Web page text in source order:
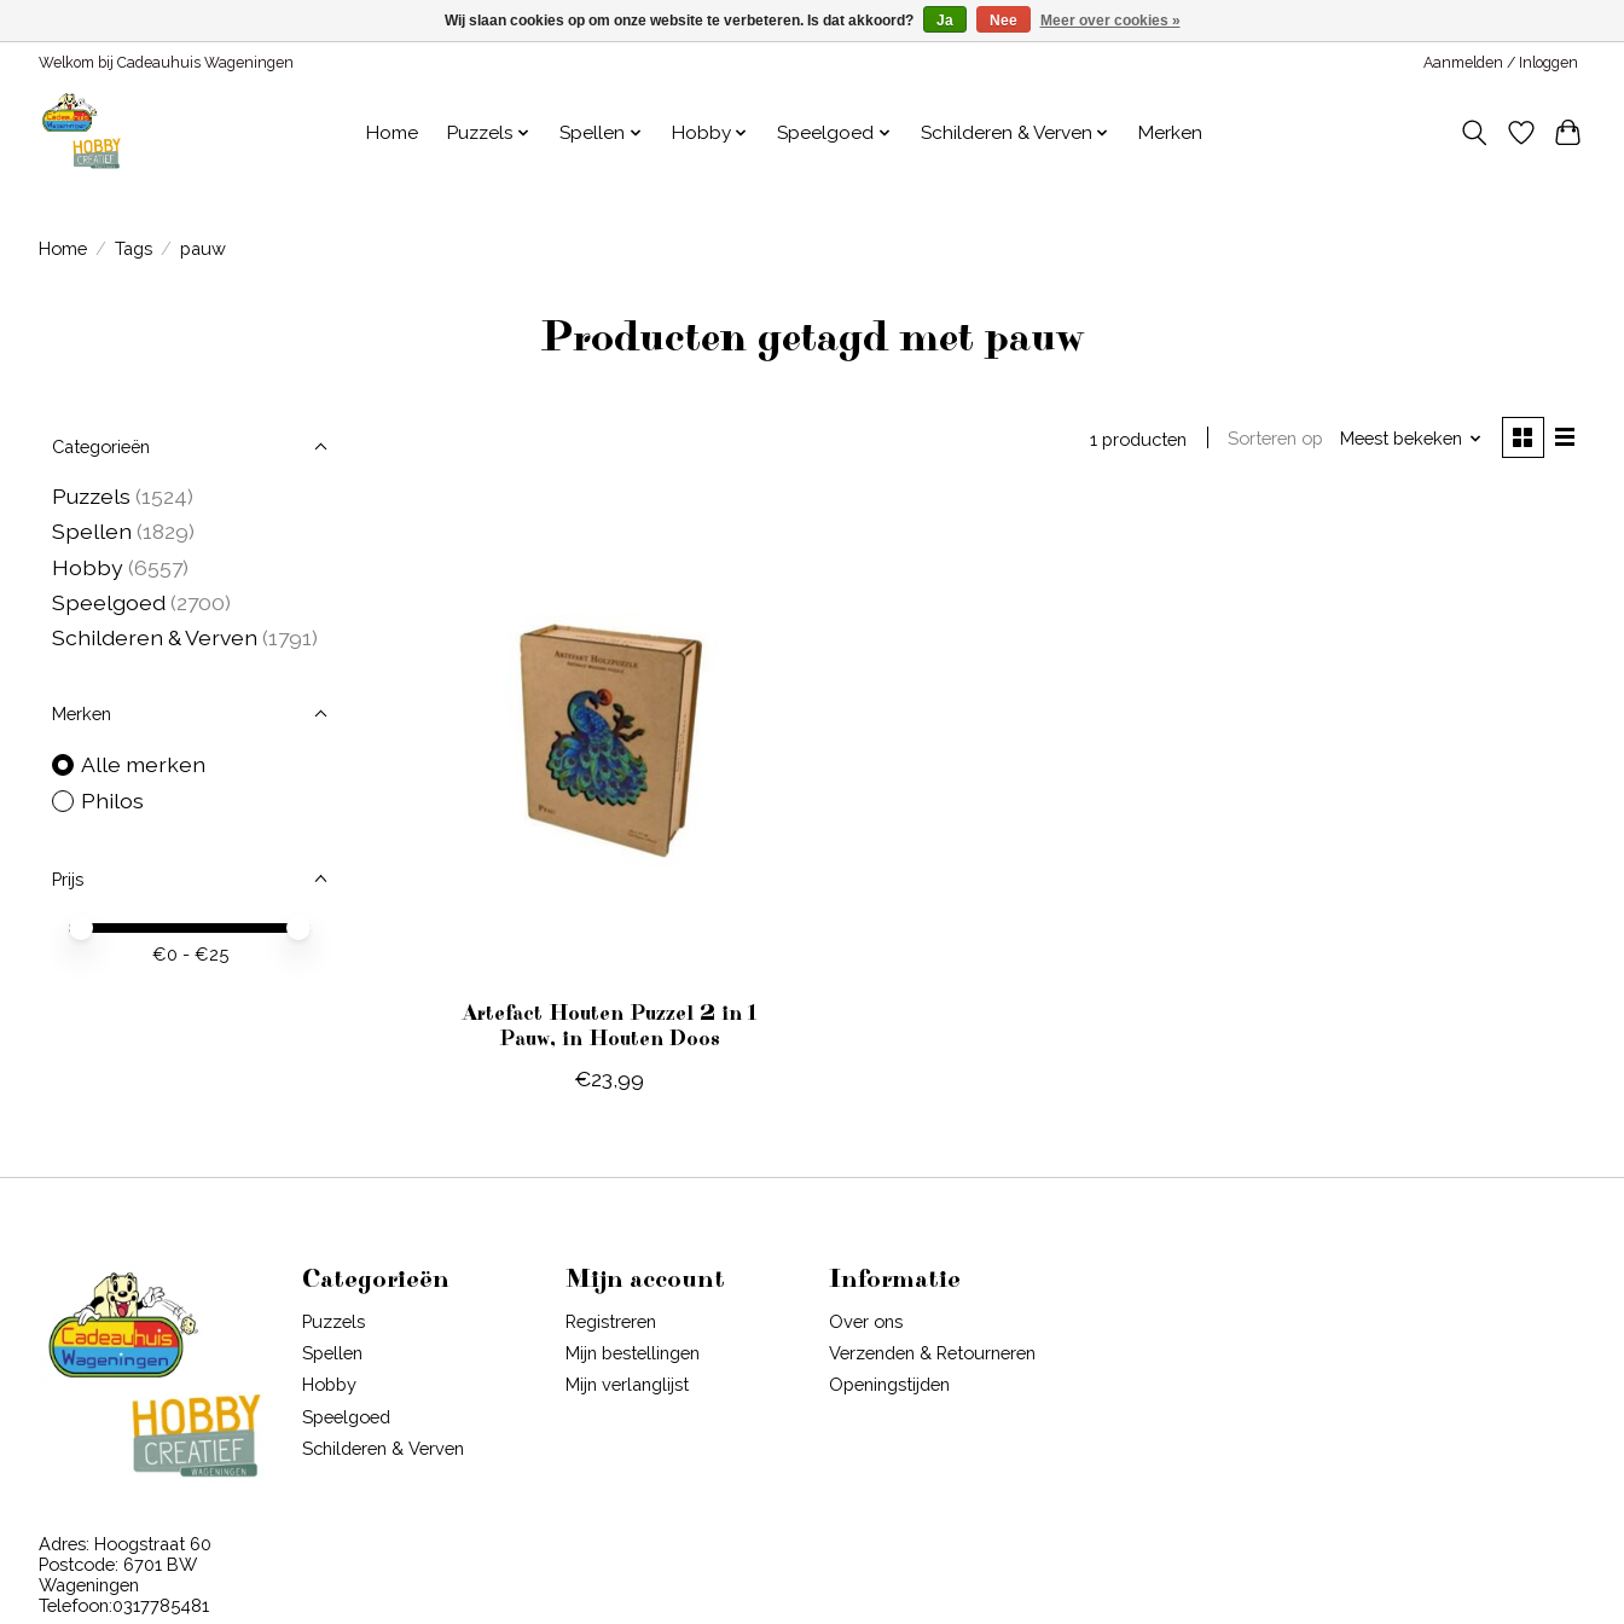
Welkom bij Cadeauhuis Wageningen Aanmelden / Inloggen
Home Puzzels Spellen Hobby Speelgoed Schilderen & Verven Merken
Home / Tags / pauw
Producten getagd met pauw
Categorieën
Puzzels (1524)
Spellen (1829)
Hobby (6557)
Speelgoed (2700)
Schilderen & Verven (1791)
Merken
Alle merken
Philos
Prijs
Minimale prijswaarde
Price maximum value
€0 - €25
1 producten Sorteren op Meest bekeken
Artefact Houten Puzzel 2 in 1
Pauw, in Houten Doos
€23,99
Adres: Hoogstraat 60
Postcode: 6701 BW
Wageningen
Telefoon:0317785481
Categorieën
Puzzels
Spellen
Hobby
Speelgoed
Schilderen & Verven
Mijn account
Registreren
Mijn bestellingen
Mijn verlanglijst
Informatie
Over ons
Verzenden & Retourneren
Openingstijden
Wij slaan cookies op om onze website te verbeteren. Is dat akkoord? Ja Nee Meer over cookies »